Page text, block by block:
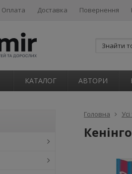
Оплата Доставка Повернення
КАТАЛОГ АВТОРИ
Головна